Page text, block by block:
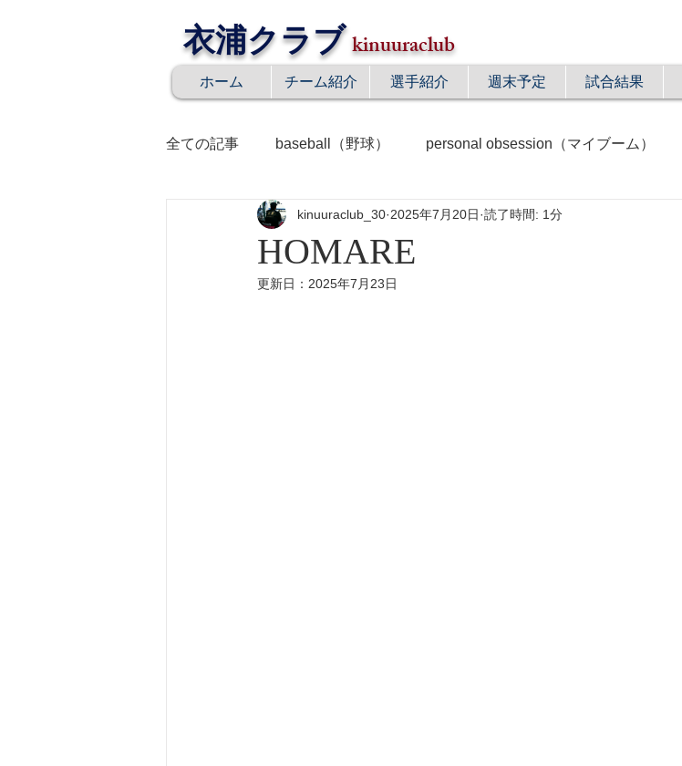
衣浦クラブkinuuraclub
ホーム チーム紹介 選手紹介 週末予定 試合結果
全ての記事 baseball（野球） personal obsession（マイブーム）
daily life（日常生活） memory（思い出） shopping（買い物）
HOMARE
kinuuraclub_30 2025年7月20日 読了時間: 1分
更新日： 2025年7月23日